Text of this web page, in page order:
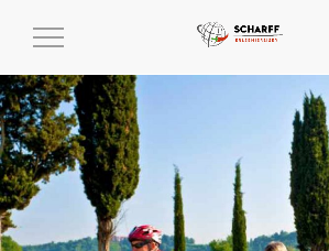
MENÜ
UND
AUSKLAPPEN